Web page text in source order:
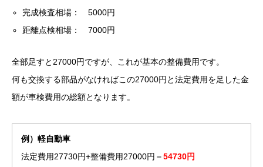
完成検査相場： 5000円
距離点検相場： 7000円
全部足すと27000円ですが、これが基本の整備費用です。
何も交換する部品がなければこの27000円と法定費用を足した金
額が車検費用の総額となります。
例）軽自動車
法定費用27730円+整備費用27000円＝54730円